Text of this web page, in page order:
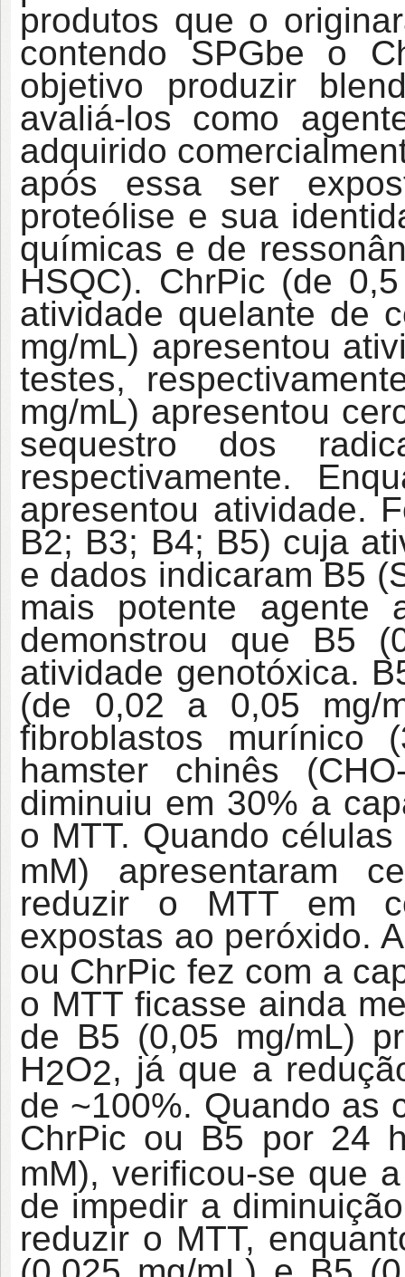
produtos que o
contendo SPGbe o
objetivo produzir
avaliá-los como
adquirido
após essa ser
proteólise e sua
químicas e de
HSQC). ChrPic (de
atividade quelante de
mg/mL) apresentou
testes,
mg/mL) apresentou
sequestro dos
respectivamente.
apresentou atividade.
B2; B3; B4; B5) cuja
e dados indicaram B5
mais potente agente
demonstrou que B5
atividade genotóxica.
(de 0,02 a 0,05 mg/
fibroblastos
hamster chinês
diminuiu em 30% a
o MTT. Quando
mM) apresentaram
reduzir o MTT em
expostas ao peróxido.
ou ChrPic fez com a
o MTT ficasse ainda
de B5 (0,05 mg/mL)
H2O2, já que a
de ~100%. Quando as
ChrPic ou B5 por 24
mM), verificou-se que
de impedir a
reduzir o MTT,